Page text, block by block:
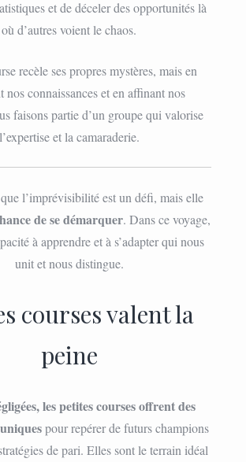
et de déceler des opportunités là
où d’autres voient le chaos.
recèle ses propres mystères, mais en
nos connaissances et en affinant nos
faisons partie d’un groupe qui valorise
l’expertise et la camaraderie.
l’imprévisibilité est un défi, mais elle
de se démarquer. Dans ce voyage,
à apprendre et à s’adapter qui nous
unit et nous distingue.
courses valent la
peine
les petites courses offrent des
pour repérer de futurs champions
de pari. Elles sont le terrain idéal